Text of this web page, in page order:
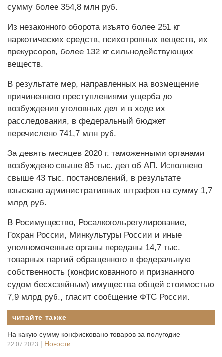
сумму более 354,8 млн руб.
Из незаконного оборота изъято более 251 кг
наркотических средств, психотропных веществ, их
прекурсоров, более 132 кг сильнодействующих
веществ.
В результате мер, направленных на возмещение
причиненного преступлениями ущерба до
возбуждения уголовных дел и в ходе их
расследования, в федеральный бюджет
перечислено 741,7 млн руб.
За девять месяцев 2020 г. таможенными органами
возбуждено свыше 85 тыс. дел об АП. Исполнено
свыше 43 тыс. постановлений, в результате
взыскано административных штрафов на сумму 1,7
млрд руб.
В Росимущество, Росалкогольрегулирование,
Гохран России, Минкультуры России и иные
уполномоченные органы переданы 14,7 тыс.
товарных партий обращенного в федеральную
собственность (конфискованного и признанного
судом бесхозяйным) имущества общей стоимостью
7,9 млрд руб., гласит сообщение ФТС России.
читайте также
На какую сумму конфисковано товаров за полугодие
22.07.2023 | Новости